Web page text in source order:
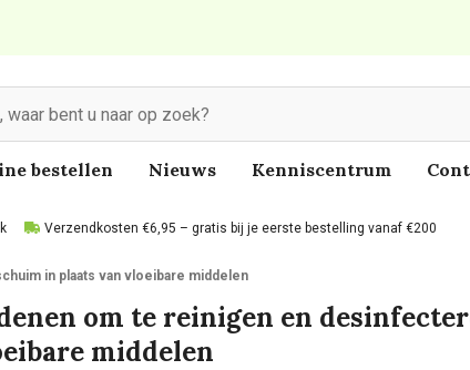
bestellen Nieuws Kenniscentrum
Verzendkosten €6,95 – gratis bij je eerste bestelling vanaf €200
in plaats van vloeibare middelen
om te reinigen en
middelen